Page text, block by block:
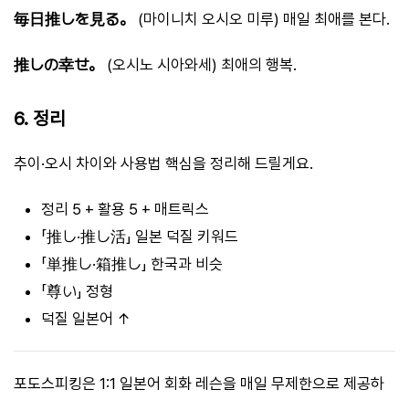
毎日推しを見る。 (마이니치 오시오 미루) 매일 최애를 본다.
推しの幸せ。 (오시노 시아와세) 최애의 행복.
6. 정리
추이·오시 차이와 사용법 핵심을 정리해 드릴게요.
정리 5 + 활용 5 + 매트릭스
「推し·推し活」 일본 덕질 키워드
「単推し·箱推し」 한국과 비슷
「尊い」 정형
덕질 일본어 ↑
포도스피킹은 1:1 일본어 회화 레슨을 매일 무제한으로 제공하